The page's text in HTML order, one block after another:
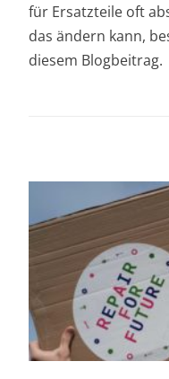
für Ersatzteile oft
das ändern kann,
diesem Blogbeitrag.